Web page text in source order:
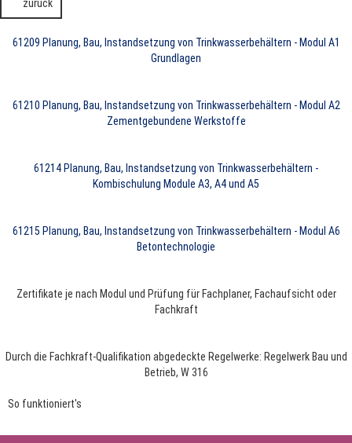
zurück
61209 Planung, Bau, Instandsetzung von Trinkwasserbehältern - Modul A1
Grundlagen
61210 Planung, Bau, Instandsetzung von Trinkwasserbehältern - Modul A2
Zementgebundene Werkstoffe
61214 Planung, Bau, Instandsetzung von Trinkwasserbehältern -
Kombischulung Module A3, A4 und A5
61215 Planung, Bau, Instandsetzung von Trinkwasserbehältern - Modul A6
Betontechnologie
Zertifikate je nach Modul und Prüfung für Fachplaner, Fachaufsicht oder
Fachkraft
Durch die Fachkraft-Qualifikation abgedeckte Regelwerke: Regelwerk Bau und
Betrieb, W 316
So funktioniert's